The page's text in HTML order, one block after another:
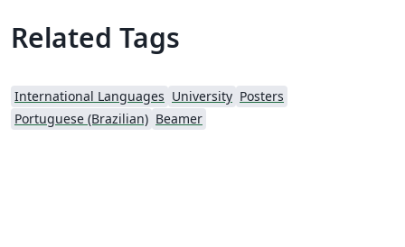
Related Tags
International Languages University Posters
Portuguese (Brazilian) Beamer